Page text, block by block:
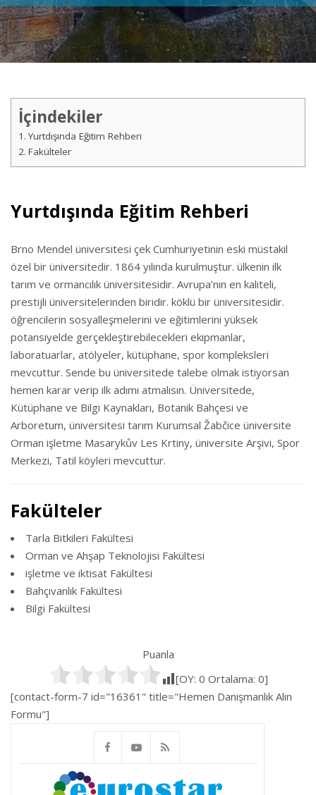
İçindekiler
Yurtdışında Eğitim Rehberi
Fakülteler
Yurtdışında Eğitim Rehberi
Brno Mendel üniversitesi çek Cumhuriyetinin eski müstakil
özel bir üniversitedir. 1864 yılında kurulmuştur. ülkenin ilk
tarım ve ormancılık üniversitesidir. Avrupa’nın en kaliteli,
prestijli üniversitelerinden biridir. köklü bir üniversitesidir.
öğrencilerin sosyalleşmelerini ve eğitimlerini yüksek
potansiyelde gerçekleştirebilecekleri ekipmanlar,
laboratuarlar, atölyeler, kütüphane, spor kompleksleri
mevcuttur. Sende bu üniversitede talebe olmak istiyorsan
hemen karar verip ilk adımı atmalısın. Üniversitede,
Kütüphane ve Bilgi Kaynakları, Botanik Bahçesi ve
Arboretum, üniversitesi tarım Kurumsal Žabčice üniversite
Orman işletme Masarykův Les Krtiny, üniversite Arşivi, Spor
Merkezi, Tatil köyleri mevcuttur.
Fakülteler
Tarla Bitkileri Fakültesi
Orman ve Ahşap Teknolojisi Fakültesi
işletme ve iktisat Fakültesi
Bahçıvanlık Fakültesi
Bilgi Fakültesi
Puanla
[OY: 0 Ortalama: 0]
[contact-form-7 id="16361" title="Hemen Danışmanlık Alın
Formu"]